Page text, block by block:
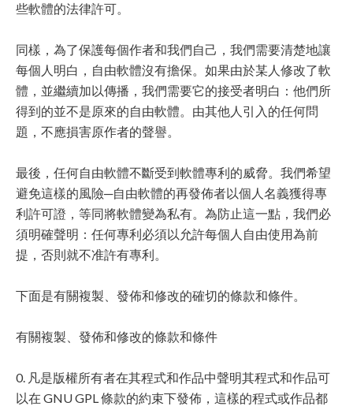
些軟體的法律許可。
同樣，為了保護每個作者和我們自己，我們需要清楚地讓
每個人明白，自由軟體沒有擔保。如果由於某人修改了軟
體，並繼續加以傳播，我們需要它的接受者明白：他們所
得到的並不是原來的自由軟體。由其他人引入的任何問
題，不應損害原作者的聲譽。
最後，任何自由軟體不斷受到軟體專利的威脅。我們希望
避免這樣的風險─自由軟體的再發佈者以個人名義獲得專
利許可證，等同將軟體變為私有。為防止這一點，我們必
須明確聲明：任何專利必須以允許每個人自由使用為前
提，否則就不准許有專利。
下面是有關複製、發佈和修改的確切的條款和條件。
有關複製、發佈和修改的條款和條件
0. 凡是版權所有者在其程式和作品中聲明其程式和作品可
以在 GNU GPL 條款的約束下發佈，這樣的程式或作品都